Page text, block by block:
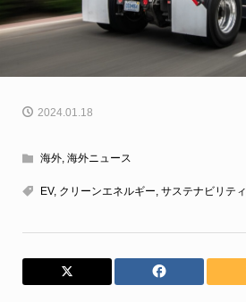
2024.01.18
海外, 海外ニュース
EV, クリーンエネルギー, サステナビリティ